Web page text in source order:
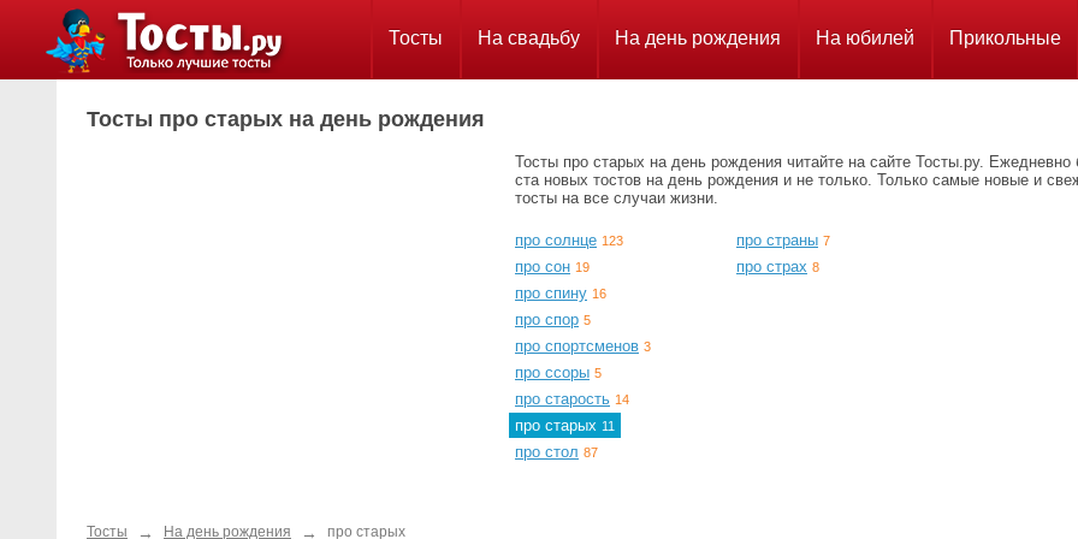
Тосты На свадьбу На день рождения На юбилей Прикольные
Тосты про старых на день рождения
Тосты про старых на день рождения читайте на сайте Тосты.ру. Ежедневно
ста новых тостов на день рождения и не только. Только самые новые и
тосты на все случаи жизни.
про солнце 123
про сон 19
про спину 16
про спор 5
про спортсменов 3
про ссоры 5
про старость 14
про старых 11
про стол 87
про страны 7
про страх 8
Тосты → На день рождения → про старых